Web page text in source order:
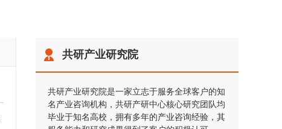
共研产业研究院
共研产业研究院是一家立志于服务全球客户的知
名产业咨询机构，共研产研中心核心研究团队均
毕业于知名高校，拥有多年的产业咨询经验，其